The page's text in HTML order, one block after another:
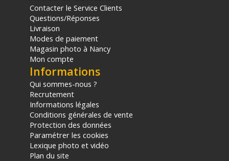
Contacter le Service Clients
Questions/Réponses
Livraison
Modes de paiement
Magasin photo à Nancy
Mon compte
Informations
Qui sommes-nous ?
Recrutement
Informations légales
Conditions générales de vente
Protection des données
Paramétrer les cookies
Lexique photo et vidéo
Plan du site